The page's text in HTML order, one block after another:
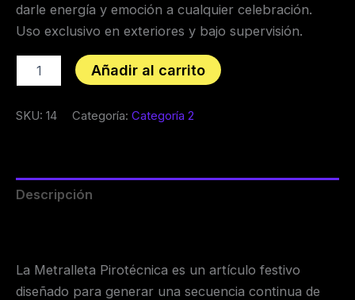
darle energía y emoción a cualquier celebración.
Uso exclusivo en exteriores y bajo supervisión.
Añadir al carrito
SKU: 14 Categoría: Categoría 2
Descripción
La Metralleta Pirotécnica es un artículo festivo
diseñado para generar una secuencia continua de